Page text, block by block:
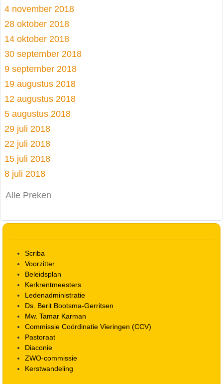
4 november 2018
28 oktober 2018
14 oktober 2018
30 september 2018
9 september 2018
19 augustus 2018
12 augustus 2018
5 augustus 2018
29 juli 2018
22 juli 2018
15 juli 2018
8 juli 2018
Alle Preken
Scriba
Voorzitter
Beleidsplan
Kerkrentmeesters
Ledenadministratie
Ds. Berit Bootsma-Gerritsen
Mw. Tamar Karman
Commissie Coördinatie Vieringen (CCV)
Pastoraat
Diaconie
ZWO-commissie
Kerstwandeling